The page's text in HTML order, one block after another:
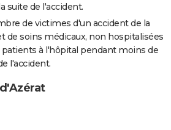
suite de l'accident.
de victimes d'un accident de la
de soins médicaux, non hospitalisées
à l'hôpital pendant moins de
l'accident.